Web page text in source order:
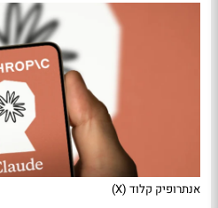
אנתרופיק קלוד (X)